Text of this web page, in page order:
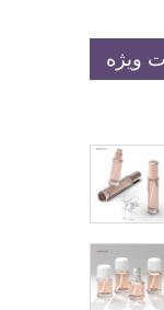
ویژه